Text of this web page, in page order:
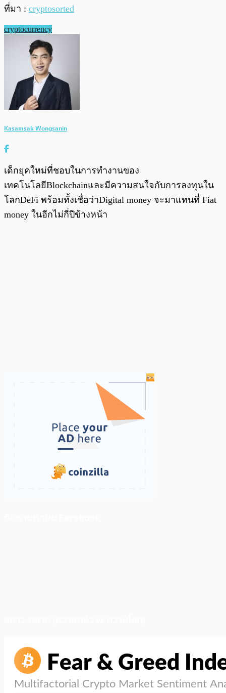
ที่มา : cryptosorted
cryptocurrency
Kasamsak Wongsanin
เด็กยุคใหม่ที่ชอบในการทำงานของ
เทคโนโลยีBlockchainและมีความสนใจกับการลงทุนใน
โลกDeFi พร้อมทั้งเชื่อว่าDigital money จะมาแทนที่ Fiat
money ในอีกไม่กี่ปีข้างหน้า